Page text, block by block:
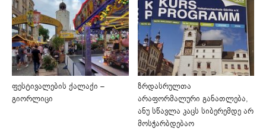
ფესტივალების ქალაქი –
გიორლიცი
ზრდასრულთა
არაფორმალური განათლება,
ანუ სწავლა კაცს სიბერემდე არ
მოსჭარბდებაო